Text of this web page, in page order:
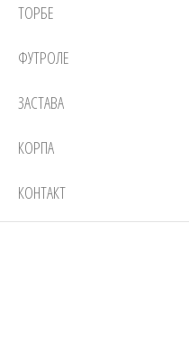
ТОРБЕ
ФУТРОЛЕ
ЗАСТАВА
КОРПА
КОНТАКТ